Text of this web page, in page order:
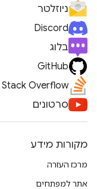
ניוזלטר
Discord
בלוג
GitHub
Stack Overflow
סרטונים
מקורות מידע
מרכז העזרה
אתר למפתחים